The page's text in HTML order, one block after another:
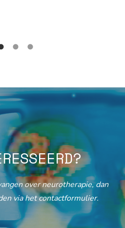
over neurotherapie, dan
via het contactformulier.